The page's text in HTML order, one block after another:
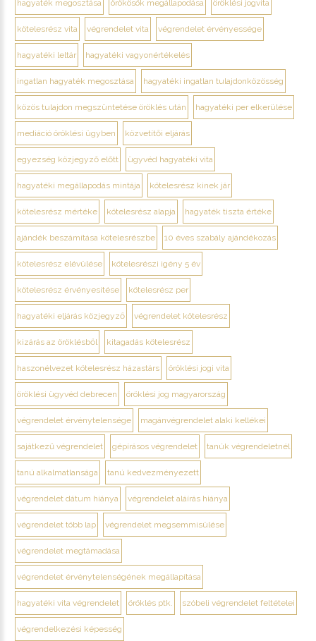
hagyaték megosztása örökösök megállapodása öröklési jogvita
kötelesrész vita végrendelet vita végrendelet érvényessége
hagyatéki leltár hagyatéki vagyonértékelés
ingatlan hagyaték megosztása hagyatéki ingatlan tulajdonközösség
közös tulajdon megszüntetése öröklés után hagyatéki per elkerülése
mediáció öröklési ügyben közvetítői eljárás
egyezség közjegyző előtt ügyvéd hagyatéki vita
hagyatéki megállapodás mintája kötelesrész kinek jár
kötelesrész mértéke kötelesrész alapja hagyaték tiszta értéke
ajándék beszámítása kötelesrészbe 10 éves szabály ajándékozás
kötelesrész elévülése kötelesrészi igény 5 év
kötelesrész érvényesítése kötelesrész per
hagyatéki eljárás közjegyző végrendelet kötelesrész
kizárás az öröklésből kitagadás kötelesrész
haszonélvezet kötelesrész házastárs öröklési jogi vita
öröklési ügyvéd debrecen öröklési jog magyarország
végrendelet érvénytelensége magánvégrendelet alaki kellékei
sajátkezű végrendelet gépírásos végrendelet tanúk végrendeletnél
tanú alkalmatlansága tanú kedvezményezett
végrendelet dátum hiánya végrendelet aláírás hiánya
végrendelet több lap végrendelet megsemmisülése
végrendelet megtámadása
végrendelet érvénytelenségének megállapítása
hagyatéki vita végrendelet öröklés ptk. szóbeli végrendelet feltételei
végrendelkezési képesség